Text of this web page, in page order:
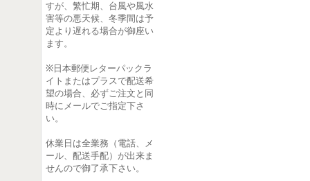
すが、繁忙期、台風や風水
害等の悪天候、冬季間は予
定より遅れる場合が御座い
ます。
※日本郵便レターパックラ
イトまたはプラスで配送希
望の場合、必ずご注文と同
時にメールでご指定下さ
い。
休業日は全業務（電話、メ
ール、配送手配）が出来ま
せんので御了承下さい。